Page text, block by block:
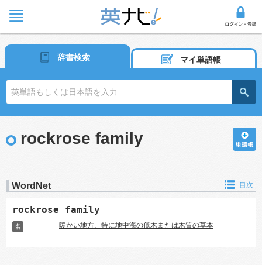
辞書検索 マイ単語帳
rockrose family
WordNet 目次
rockrose family
名 暖かい地方、特に地中海の低木または木質の草本